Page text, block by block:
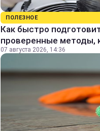
ПОЛЕЗНОЕ
Как быстро
проверенные методы,
07 августа 2026, 14:36